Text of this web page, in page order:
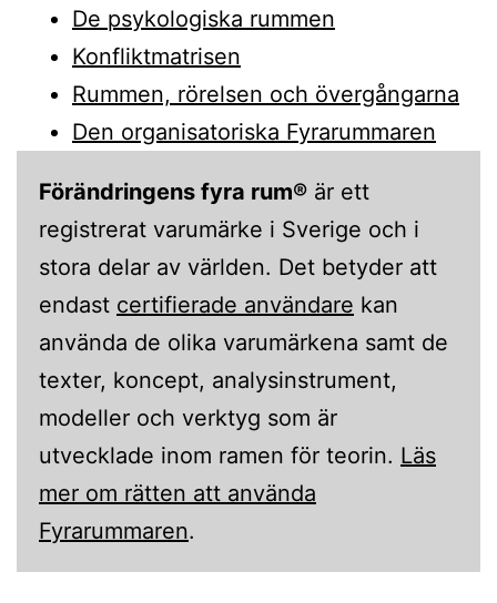
De psykologiska rummen
Konfliktmatrisen
Rummen, rörelsen och övergångarna
Den organisatoriska Fyrarummaren
Förändringens fyra rum® är ett
registrerat varumärke i Sverige och i
stora delar av världen. Det betyder att
endast certifierade användare kan
använda de olika varumärkena samt de
texter, koncept, analysinstrument,
modeller och verktyg som är
utvecklade inom ramen för teorin. Läs
mer om rätten att använda
Fyrarummaren.